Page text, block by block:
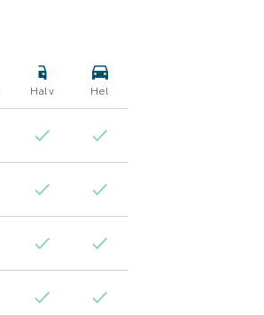
Halv Hel